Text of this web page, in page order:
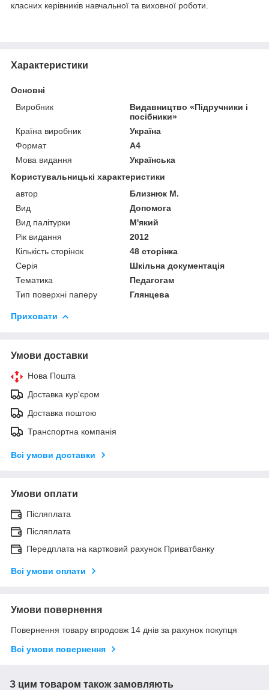
класних керівників навчальної та виховної роботи.
Характеристики
Основні
Виробник
Видавництво «Підручники і
посібники»
Країна виробник
Україна
Формат
A4
Мова видання
Українська
Користувальницькі характеристики
автор
Близнюк М.
Вид
Допомога
Вид палітурки
М'який
Рік видання
2012
Кількість сторінок
48 сторінка
Серія
Шкільна документація
Тематика
Педагогам
Тип поверхні паперу
Глянцева
Приховати
Умови доставки
Нова Пошта
Доставка кур'єром
Доставка поштою
Транспортна компанія
Всі умови доставки
Умови оплати
Післяплата
Післяплата
Передплата на картковий рахунок Приватбанку
Всі умови оплати
Умови повернення
Повернення товару впродовж 14 днів за рахунок покупця
Всі умови повернення
З цим товаром також замовляють